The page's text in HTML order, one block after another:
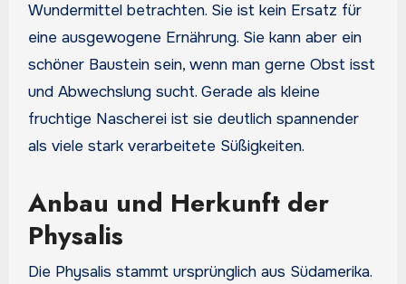
Wundermittel betrachten. Sie ist kein Ersatz für
eine ausgewogene Ernährung. Sie kann aber ein
schöner Baustein sein, wenn man gerne Obst isst
und Abwechslung sucht. Gerade als kleine
fruchtige Nascherei ist sie deutlich spannender
als viele stark verarbeitete Süßigkeiten.
Anbau und Herkunft der
Physalis
Die Physalis stammt ursprünglich aus Südamerika.